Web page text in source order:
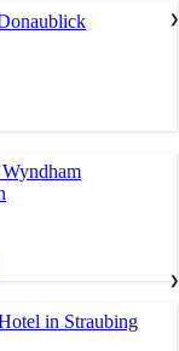
in Straubing
❯
❯